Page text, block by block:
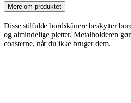
Mere om produktet
Disse stilfulde bordskånere beskytter
og almindelige pletter. Metalholderen
coasterne, når du ikke bruger dem.